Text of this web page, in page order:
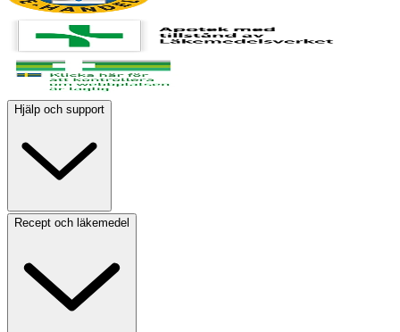
Hjälp och support
Recept och läkemedel